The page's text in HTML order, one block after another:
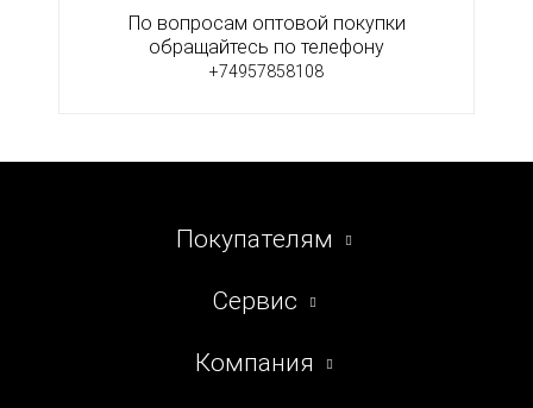
По вопросам оптовой покупки
обращайтесь по телефону
+74957858108
Покупателям
Сервис
Компания